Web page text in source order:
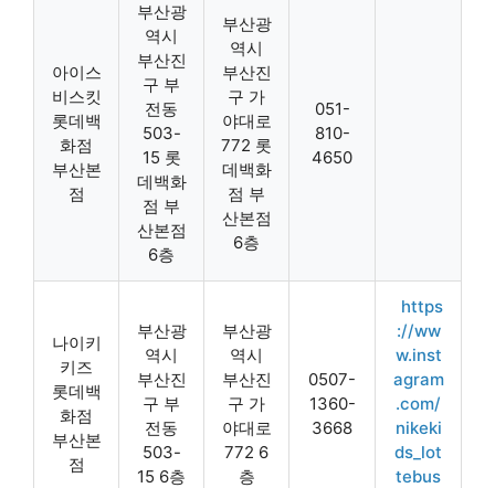
아이스
비스킷
롯데백
화점
부산본
점
부산광
역시
부산진
구 부
전동
503-
15 롯
데백화
점 부
산본점
6층
부산광
역시
부산진
구 가
야대로
772 롯
데백화
점 부
산본점
6층
051-
810-
4650
나이키
키즈
롯데백
화점
부산본
점
부산광
역시
부산진
구 부
전동
503-
15 6층
부산광
역시
부산진
구 가
야대로
772 6
층
0507-
1360-
3668
https
://ww
w.inst
agram
.com/
nikeki
ds_lot
tebus